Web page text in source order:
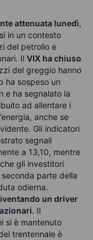
attenuata lunedì,
in un contesto
del petrolio e
Il VIX ha chiuso
del greggio hanno
ha sospeso un
e ha segnalato la
ad allentare i
anche se
Gli indicatori
segnali
a 13,10, mentre
gli investitori
parte della
odierna.
un driver
. Il
si è mantenuto
trentennale è